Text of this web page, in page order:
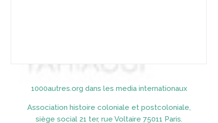
AICHEKADRA Sid Ahmed
AICI (ou AISSI) Laïd
AIDI
1000autres.org dans les media internationaux
Association histoire coloniale et postcoloniale,
siège social 21 ter, rue Voltaire 75011 Paris.